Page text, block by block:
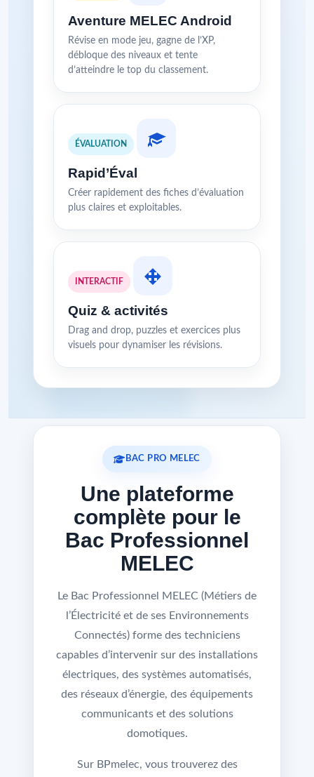
Aventure MELEC Android
Révise en mode jeu, gagne de l’XP,
débloque des niveaux et tente
d’atteindre le top du classement.
ÉVALUATION
Rapid’Éval
Créer rapidement des fiches d’évaluation
plus claires et exploitables.
INTERACTIF
Quiz & activités
Drag and drop, puzzles et exercices plus
visuels pour dynamiser les révisions.
BAC PRO MELEC
Une plateforme
complète pour le
Bac Professionnel
MELEC
Le Bac Professionnel MELEC (Métiers de
l’Électricité et de ses Environnements
Connectés) forme des techniciens
capables d’intervenir sur des installations
électriques, des systèmes automatisés,
des réseaux d’énergie, des équipements
communicants et des solutions
domotiques.
Sur BPmelec, vous trouverez des